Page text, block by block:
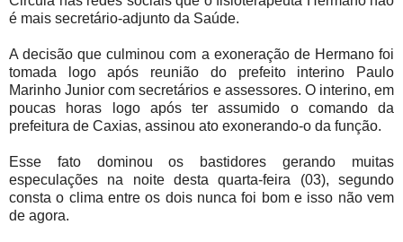
é mais secretário-adjunto da Saúde.
A decisão que culminou com a exoneração de Hermano foi
tomada logo após reunião do prefeito interino Paulo
Marinho Junior com secretários e assessores. O interino, em
poucas horas logo após ter assumido o comando da
prefeitura de Caxias, assinou ato exonerando-o da função.
Esse fato dominou os bastidores gerando muitas
especulações na noite desta quarta-feira (03), segundo
consta o clima entre os dois nunca foi bom e isso não vem
de agora.